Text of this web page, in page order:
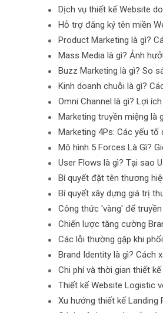
Dịch vụ thiết kế Website
Hỗ trợ đăng ký tên miền
Product Marketing là gì?
Mass Media là gì? Ảnh
Buzz Marketing là gì? So
Kinh doanh chuỗi là gì?
Omni Channel là gì? Lợi
Marketing truyền miệng là
Marketing 4Ps: Các yếu
Mô hình 5 Forces Là Gì?
User Flows là gì? Tại sao
Bí quyết đặt tên thương
Bí quyết xây dựng giá trị
Công thức 'vàng' để
Chiến lược tăng cường
Các lỗi thường gặp khi
Brand Identity là gì? Cách
Chi phí và thời gian thiết
Thiết kế Website Logistic
Xu hướng thiết kế Landing